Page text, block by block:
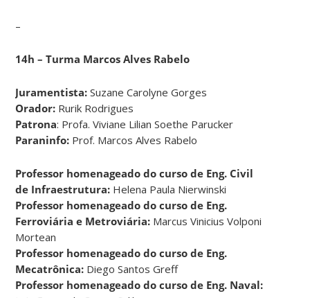
–
14h – Turma Marcos Alves Rabelo
Juramentista:Suzane Carolyne Gorges
Orador: Rurik Rodrigues
Patrona: Profa. Viviane Lilian Soethe Parucker
Paraninfo: Prof. Marcos Alves Rabelo
Professor homenageado do curso de Eng. Civil
de Infraestrutura: Helena Paula Nierwinski
Professor homenageado do curso de Eng.
Ferroviária e Metroviária: Marcus Vinicius Volponi
Mortean
Professor homenageado do curso de Eng.
Mecatrônica: Diego Santos Greff
Professor homenageado do curso de Eng. Naval: